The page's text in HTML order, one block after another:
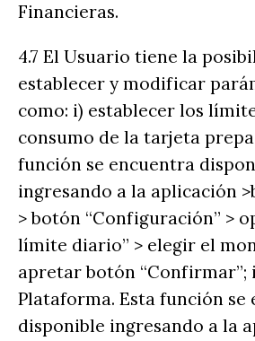
Financieras.
4.7 El Usuario tiene la
establecer y modificar
como: i) establecer los
consumo de la tarjeta
función se encuentra
ingresando a la aplicación
> botón “Configuración” >
límite diario” > elegir el
apretar botón “Confirmar”;
Plataforma. Esta función se
disponible ingresando a la